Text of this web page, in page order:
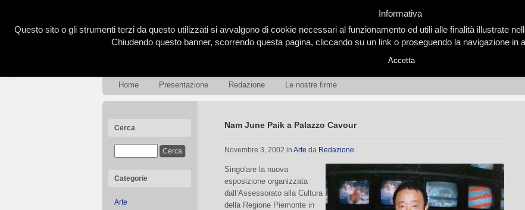
Home Presentazione Redazione Le nostre firme
Cerca
Categorie
Arte
Nam June Paik a Palazzo Cavour
Novembre 3, 2002 in Arte da Redazione
Singolare la nuova
esposizione organizzata
dall’Assessorato alla Cultura
della Regione Piemonte in
Informativa
Questo sito o gli strumenti terzi da questo utilizzati si avvalgono di cookie necessari al funzionamento ed utili alle finalità illustrate
Chiudendo questo banner, scorrendo questa pagina, cliccando su un link o proseguendo la navigazione in
Accetta